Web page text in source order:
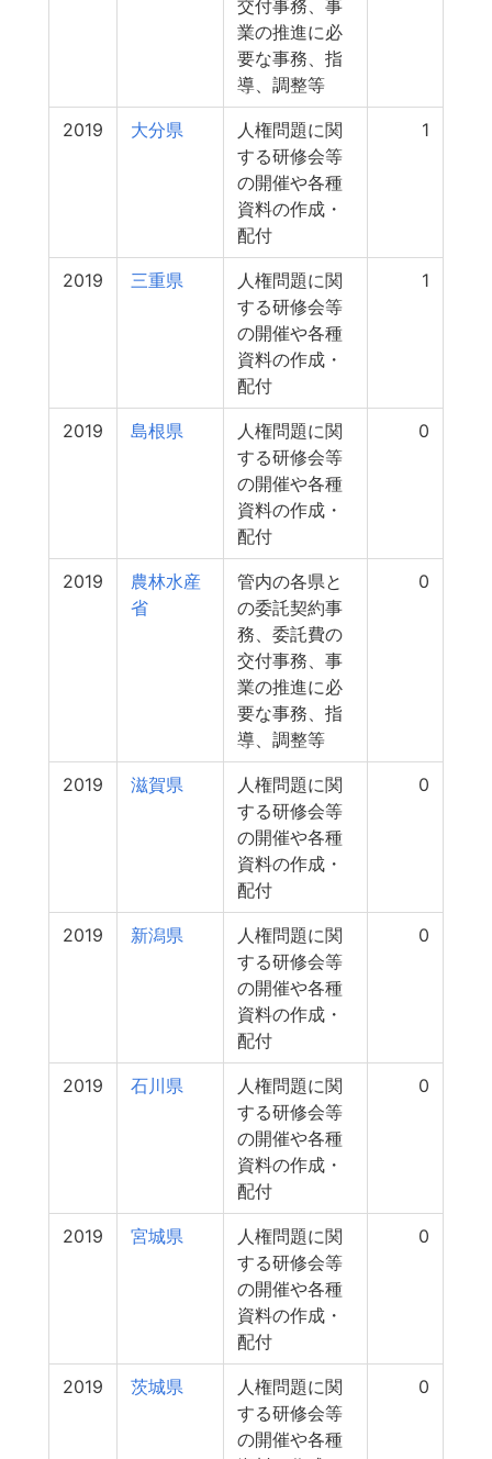
交付事務、事
業の推進に必
要な事務、指
導、調整等
2019 大分県
人権問題に関
する研修会等
の開催や各種
資料の作成・
配付
1
2019 三重県
人権問題に関
する研修会等
の開催や各種
資料の作成・
配付
1
2019 島根県
人権問題に関
する研修会等
の開催や各種
資料の作成・
配付
0
2019
農林水産
省
管内の各県と
の委託契約事
務、委託費の
交付事務、事
業の推進に必
要な事務、指
導、調整等
0
2019 滋賀県
人権問題に関
する研修会等
の開催や各種
資料の作成・
配付
0
2019 新潟県
人権問題に関
する研修会等
の開催や各種
資料の作成・
配付
0
2019 石川県
人権問題に関
する研修会等
の開催や各種
資料の作成・
配付
0
2019 宮城県
人権問題に関
する研修会等
の開催や各種
資料の作成・
配付
0
2019 茨城県
人権問題に関
する研修会等
の開催や各種
0